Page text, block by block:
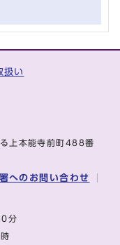
扱い
上本能寺前町488番
へのお問い合わせ
30分
時